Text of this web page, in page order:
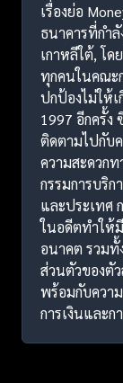
เรื่องย่อ
ธนาคารที่กำ
เกาหลีใต้, โ
ทุกคนในคณะ
ปกป้องไม่ให้
1997 อีกครั้
ติดตามไปกับ
ความสะดวก
กรรมการบริก
และประเทศ
ในอดีตทำให้
อนาคต รวม
ส่วนตัวของตั
พร้อมกับควา
การเงินและก